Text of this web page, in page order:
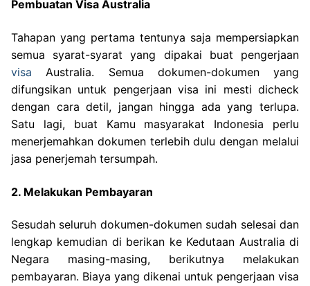
Pembuatan Visa Australia
Tahapan yang pertama tentunya saja mempersiapkan
semua syarat-syarat yang dipakai buat pengerjaan
visa Australia. Semua dokumen-dokumen yang
difungsikan untuk pengerjaan visa ini mesti dicheck
dengan cara detil, jangan hingga ada yang terlupa.
Satu lagi, buat Kamu masyarakat Indonesia perlu
menerjemahkan dokumen terlebih dulu dengan melalui
jasa penerjemah tersumpah.
2. Melakukan Pembayaran
Sesudah seluruh dokumen-dokumen sudah selesai dan
lengkap kemudian di berikan ke Kedutaan Australia di
Negara masing-masing, berikutnya melakukan
pembayaran. Biaya yang dikenai untuk pengerjaan visa